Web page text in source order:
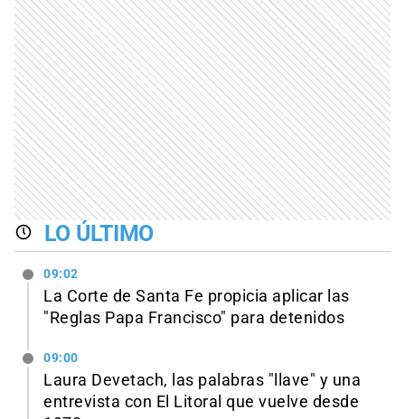
LO ÚLTIMO
09:02
La Corte de Santa Fe propicia aplicar las
"Reglas Papa Francisco" para detenidos
09:00
Laura Devetach, las palabras "llave" y una
entrevista con El Litoral que vuelve desde